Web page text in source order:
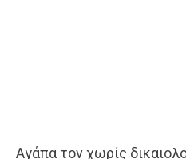
Αγάπα τον χωρίς